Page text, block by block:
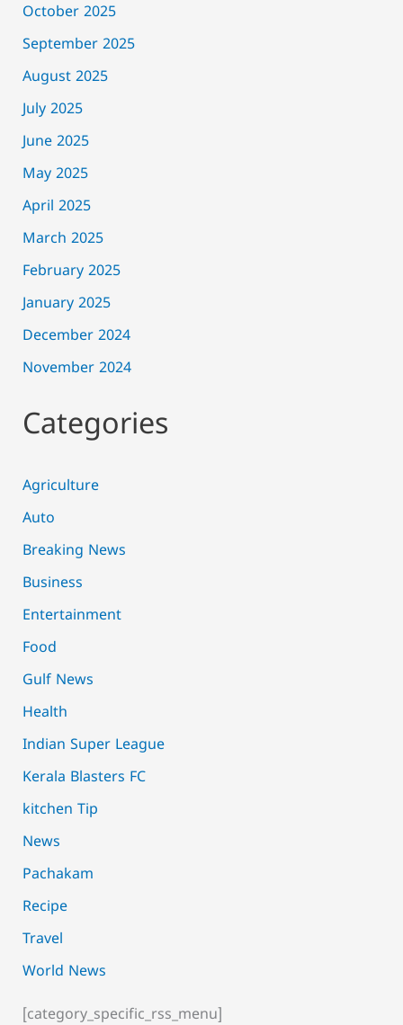
October 2025
September 2025
August 2025
July 2025
June 2025
May 2025
April 2025
March 2025
February 2025
January 2025
December 2024
November 2024
Categories
Agriculture
Auto
Breaking News
Business
Entertainment
Food
Gulf News
Health
Indian Super League
Kerala Blasters FC
kitchen Tip
News
Pachakam
Recipe
Travel
World News
[category_specific_rss_menu]